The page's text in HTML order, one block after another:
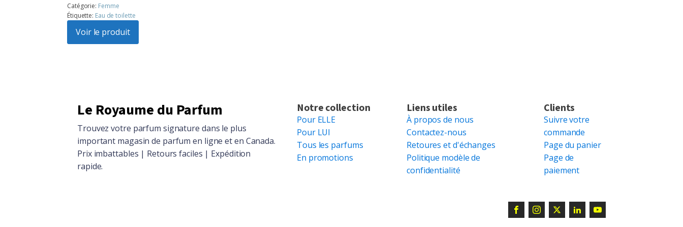
prix
initial
était :
$104.86.
prix
actuel
est :
$94.15.
Catégorie: Femme
Étiquette: Eau de toilette
Voir le produit
Le Royaume du Parfum
Trouvez votre parfum signature dans le plus
important magasin de parfum en ligne et en Canada.
Prix imbattables | Retours faciles | Expédition
rapide.
Notre collection
Pour ELLE
Pour LUI
Tous les parfums
En promotions
Liens utiles
À propos de nous
Contactez-nous
Retoures et d'échanges
Politique modèle de
confidentialité
Clients
Suivre votre
commande
Page du panier
Page de
paiement